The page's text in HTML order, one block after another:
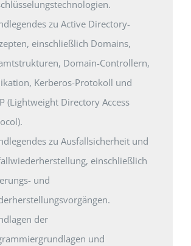
zu Active Directory-
einschließlich Domains,
Domain-Controllern,
Kerberos-Protokoll und
(Lightweight Directory Access
zu Ausfallsicherheit und
einschließlich
und
der
und